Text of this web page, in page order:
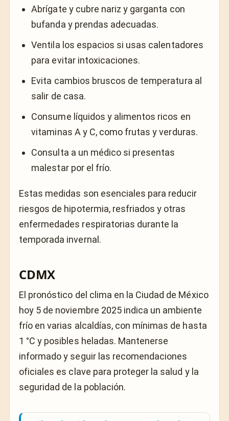
Abrígate y cubre nariz y garganta con
bufanda y prendas adecuadas.
Ventila los espacios si usas calentadores
para evitar intoxicaciones.
Evita cambios bruscos de temperatura al
salir de casa.
Consume líquidos y alimentos ricos en
vitaminas A y C, como frutas y verduras.
Consulta a un médico si presentas
malestar por el frío.
Estas medidas son esenciales para reducir
riesgos de hipotermia, resfriados y otras
enfermedades respiratorias durante la
temporada invernal.
CDMX
El pronóstico del clima en la Ciudad de México
hoy 5 de noviembre 2025 indica un ambiente
frío en varias alcaldías, con mínimas de hasta
1 °C y posibles heladas. Mantenerse
informado y seguir las recomendaciones
oficiales es clave para proteger la salud y la
seguridad de la población.